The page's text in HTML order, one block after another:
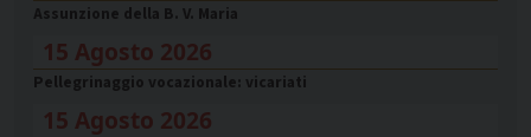
Assunzione della B. V. Maria
15 Agosto 2026
Pellegrinaggio vocazionale: vicariati
15 Agosto 2026